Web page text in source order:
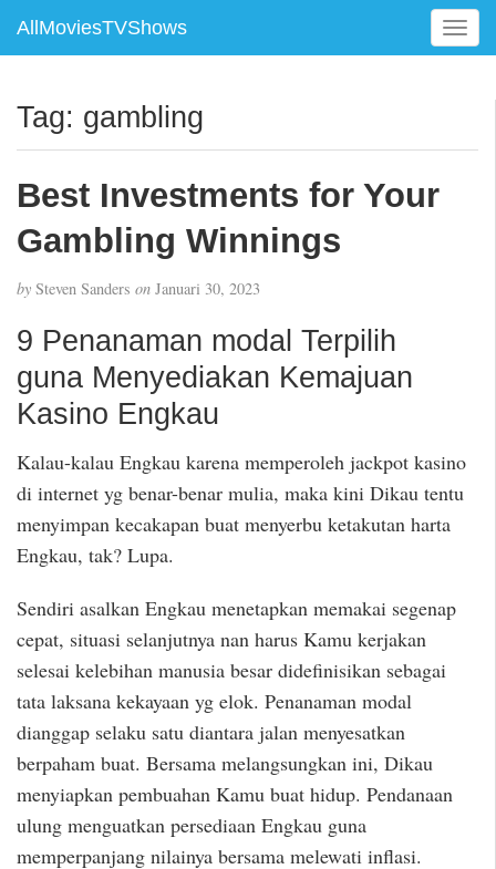
AllMoviesTVShows
T
o
e
Tag: gambling
Best Investments for Your
Gambling Winnings
by Steven Sanders on Januari 30, 2023
9 Penanaman modal Terpilih
guna Menyediakan Kemajuan
Kasino Engkau
Kalau-kalau Engkau karena memperoleh jackpot kasino
di internet yg benar-benar mulia, maka kini Dikau tentu
menyimpan kecakapan buat menyerbu ketakutan harta
Engkau, tak? Lupa.
Sendiri asalkan Engkau menetapkan memakai segenap
cepat, situasi selanjutnya nan harus Kamu kerjakan
selesai kelebihan manusia besar didefinisikan sebagai
tata laksana kekayaan yg elok. Penanaman modal
dianggap selaku satu diantara jalan menyesatkan
berpaham buat. Bersama melangsungkan ini, Dikau
menyiapkan pembuahan Kamu buat hidup. Pendanaan
ulung menguatkan persediaan Engkau guna
memperpanjang nilainya bersama melewati inflasi.